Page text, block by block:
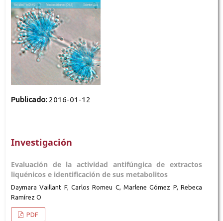
Publicado: 2016-01-12
Investigación
Evaluación de la actividad antifúngica de extractos
liquénicos e identificación de sus metabolitos
Daymara Vaillant F, Carlos Romeu C, Marlene Gómez P, Rebeca
Ramírez O
PDF